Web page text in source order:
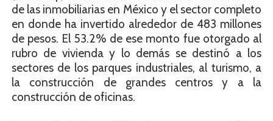
de las inmobiliarias en México y el sector completo
en donde ha invertido alrededor de 483 millones
de pesos. El 53.2% de ese monto fue otorgado al
rubro de vivienda y lo demás se destinó a los
sectores de los parques industriales, al turismo, a
la construcción de grandes centros y a la
construcción de oficinas.